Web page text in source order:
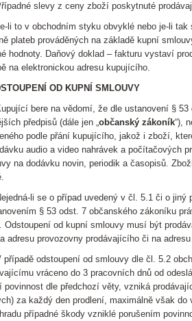
slevy z ceny zboží poskytnuté
li to v obchodním styku obvyklé nebo je-li
plateb prováděných na základě kupní
hodnoty. Daňový doklad – fakturu vystaví
na elektronickou adresu kupujícího.
OD KUPNÍ SMLOUVY
bere na vědomí, že dle ustanovení §
předpisů (dále jen „občanský zákoník“),
podle přání kupujícího, jakož i zboží,
audio a video nahrávek a počítačových
na dodávku novin, periodik a časopisů.
li se o případ uvedený v čl. 5.1 či o
§ 53 odst. 7 občanského zákoníku
Odstoupení od kupní smlouvy musí být
adresu provozovny prodávajícího či na
případě odstoupení od smlouvy dle čl. 5.2
vráceno do 3 pracovních dnů od
povinnost dle předchozí věty, vzniká
za každý den prodlení, maximálně však
případné škody vzniklé porušením